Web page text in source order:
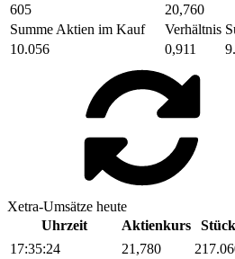
605
20,760
Summe Aktien im Kauf
Verhältnis
10.056
0,911
Xetra-Umsätze heute
Uhrzeit
Aktienkurs
Stück
17:35:24
21,780